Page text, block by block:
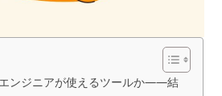
ンジニアが使えるツールか——結